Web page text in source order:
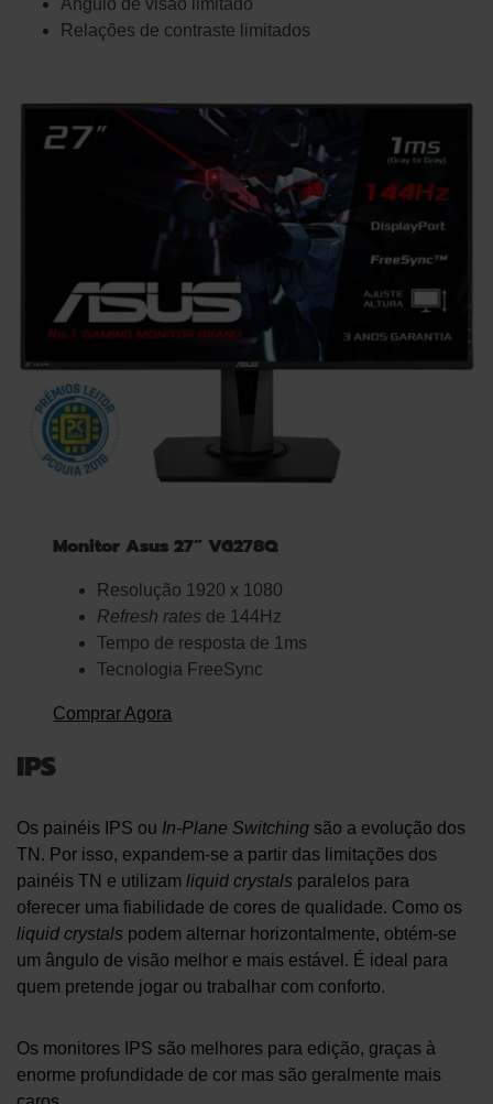
Ângulo de visão limitado
Relações de contraste limitados
Monitor Asus 27” VG278Q
Resolução 1920 x 1080
Refresh rates de 144Hz
Tempo de resposta de 1ms
Tecnologia FreeSync
Comprar Agora
IPS
Os painéis IPS ou In-Plane Switching são a evolução dos
TN. Por isso, expandem-se a partir das limitações dos
painéis TN e utilizam liquid crystals paralelos para
oferecer uma fiabilidade de cores de qualidade. Como os
liquid crystals podem alternar horizontalmente, obtém-se
um ângulo de visão melhor e mais estável. É ideal para
quem pretende jogar ou trabalhar com conforto.
Os monitores IPS são melhores para edição, graças à
enorme profundidade de cor mas são geralmente mais